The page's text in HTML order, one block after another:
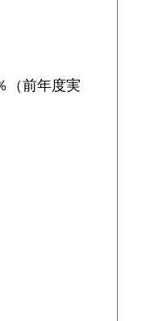
（前年度実